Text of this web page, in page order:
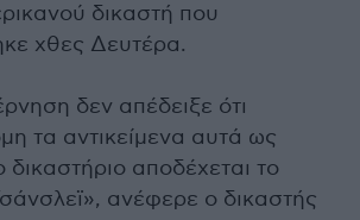
δικαστή που
χθες Δευτέρα.
δεν απέδειξε ότι
τα αντικείμενα αυτά ως
δικαστήριο αποδέχεται το
ανέφερε ο δικαστής